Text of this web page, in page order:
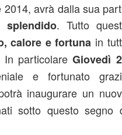
avrà dalla sua
splendido. Tutto
calore e fortuna in
In particolareGiovedì
e fortunato
inaugurare un
sotto questo segno